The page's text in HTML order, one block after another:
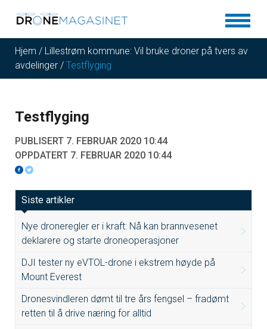
Hjem / Lillestrøm kommune: Vil bruke droner på tvers av
avdelinger / Testflyging
Testflyging
PUBLISERT 7. FEBRUAR 2020 10:44
OPPDATERT 7. FEBRUAR 2020 10:44
Siste artikler
Nye droneregler er i kraft: Nå kan brannvesenet
deklarere og starte droneoperasjoner
DJI tester ny eVTOL-drone i ekstrem høyde på
Mount Everest
Dronesvindleren dømt til tre års fengsel – fradømt
retten til å drive næring for alltid